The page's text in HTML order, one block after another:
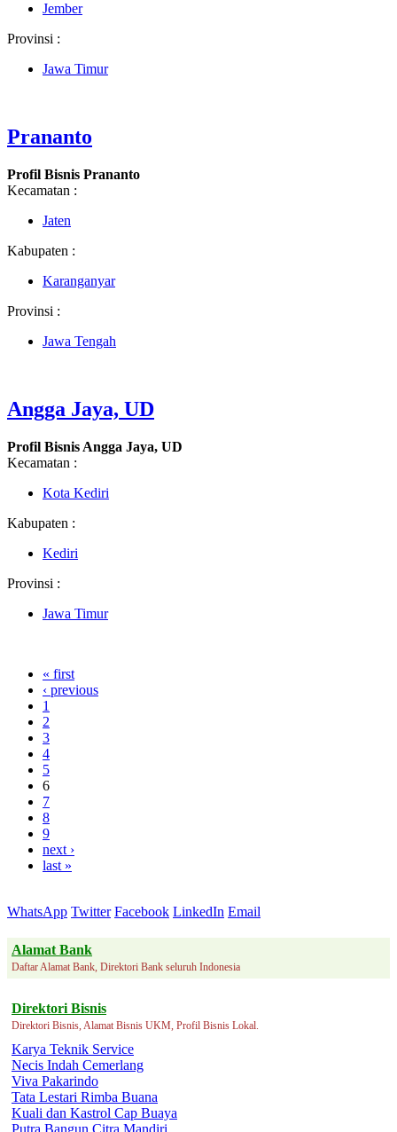
Jember
Provinsi :
Jawa Timur
Prananto
Profil Bisnis Prananto
Kecamatan :
Jaten
Kabupaten :
Karanganyar
Provinsi :
Jawa Tengah
Angga Jaya, UD
Profil Bisnis Angga Jaya, UD
Kecamatan :
Kota Kediri
Kabupaten :
Kediri
Provinsi :
Jawa Timur
« first
‹ previous
1
2
3
4
5
6
7
8
9
next ›
last »
WhatsApp Twitter Facebook LinkedIn Email
Alamat Bank
Daftar Alamat Bank, Direktori Bank seluruh Indonesia
Direktori Bisnis
Direktori Bisnis, Alamat Bisnis UKM, Profil Bisnis Lokal.
Karya Teknik Service
Necis Indah Cemerlang
Viva Pakarindo
Tata Lestari Rimba Buana
Kuali dan Kastrol Cap Buaya
Putra Bangun Citra Mandiri